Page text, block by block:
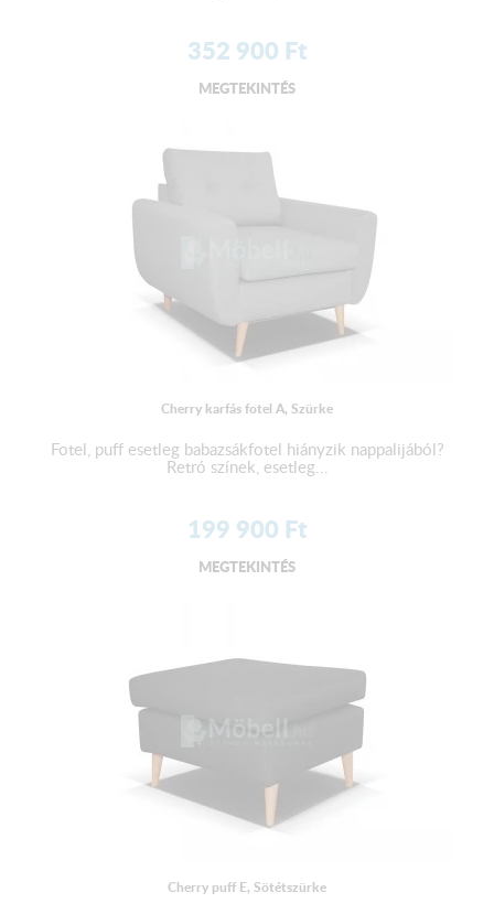
352 900 Ft
MEGTEKINTÉS
Cherry karfás fotel A, Szürke
Fotel, puff esetleg babazsákfotel hiányzik nappalijából?
Retró színek, esetleg...
199 900 Ft
MEGTEKINTÉS
Cherry puff E, Sötétszürke